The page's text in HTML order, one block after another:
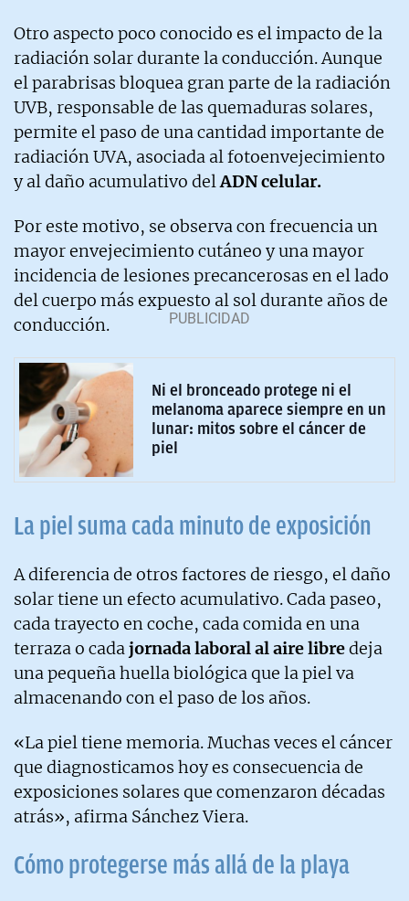
Otro aspecto poco conocido es el impacto de la
radiación solar durante la conducción. Aunque
el parabrisas bloquea gran parte de la radiación
UVB, responsable de las quemaduras solares,
permite el paso de una cantidad importante de
radiación UVA, asociada al fotoenvejecimiento
y al daño acumulativo delADN celular.
Por este motivo, se observa con frecuencia un
mayor envejecimiento cutáneo y una mayor
incidencia de lesiones precancerosas en el lado
del cuerpo más expuesto al sol durante años de
conducción.
Ni el bronceado protege ni el
melanoma aparece siempre en un
lunar: mitos sobre el cáncer de
piel
La piel suma cada minuto de exposición
A diferencia de otros factores de riesgo, el daño
solar tiene un efecto acumulativo. Cada paseo,
cada trayecto en coche, cada comida en una
terraza o cadajornada laboral al aire libredeja
una pequeña huella biológica que la piel va
almacenando con el paso de los años.
«La piel tiene memoria. Muchas veces el cáncer
que diagnosticamos hoy es consecuencia de
exposiciones solares que comenzaron décadas
atrás», afirma Sánchez Viera.
Cómo protegerse más allá de la playa